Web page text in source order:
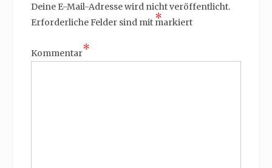
Deine E-Mail-Adresse wird nicht veröffentlicht.
Erforderliche Felder sind mit *
markiert
Kommentar*